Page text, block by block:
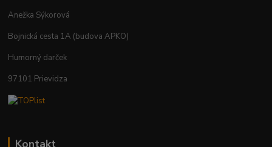
Anežka Sýkorová
Bojnická cesta 1A (budova APKO)
Humorný darček
97101 Prievidza
Kontakt